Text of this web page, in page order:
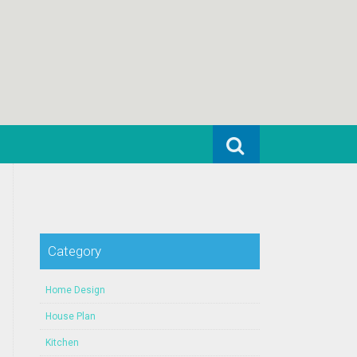
Search for:
Category
Home Design
House Plan
Kitchen